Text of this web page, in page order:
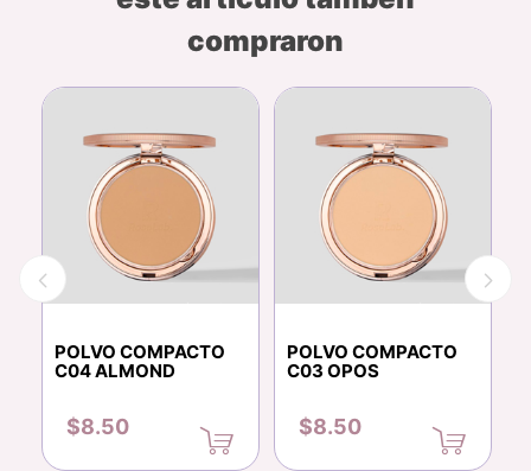
compraron
POLVO COMPACTO
C04 ALMOND
$8.50
POLVO COMPACTO
C03 OPOS
$8.50